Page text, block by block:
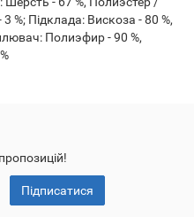
%; Підклада: Вискоза - 80 %,
Полиэфир - 90 %,
Підписатися